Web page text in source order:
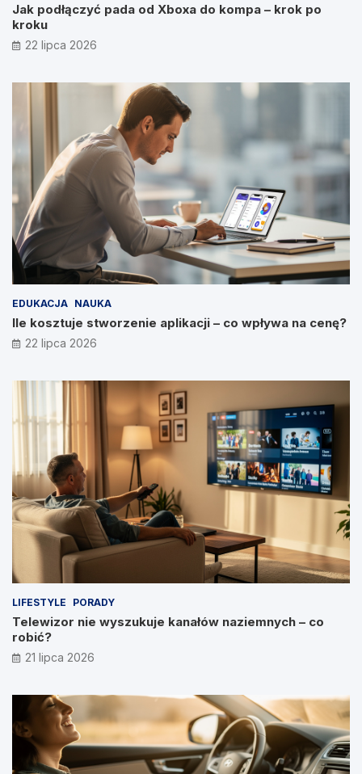
Jak podłączyć pada od Xboxa do kompa – krok po
kroku
22 lipca 2026
EDUKACJA NAUKA
Ile kosztuje stworzenie aplikacji – co wpływa na cenę?
22 lipca 2026
LIFESTYLE PORADY
Telewizor nie wyszukuje kanałów naziemnych – co
robić?
21 lipca 2026